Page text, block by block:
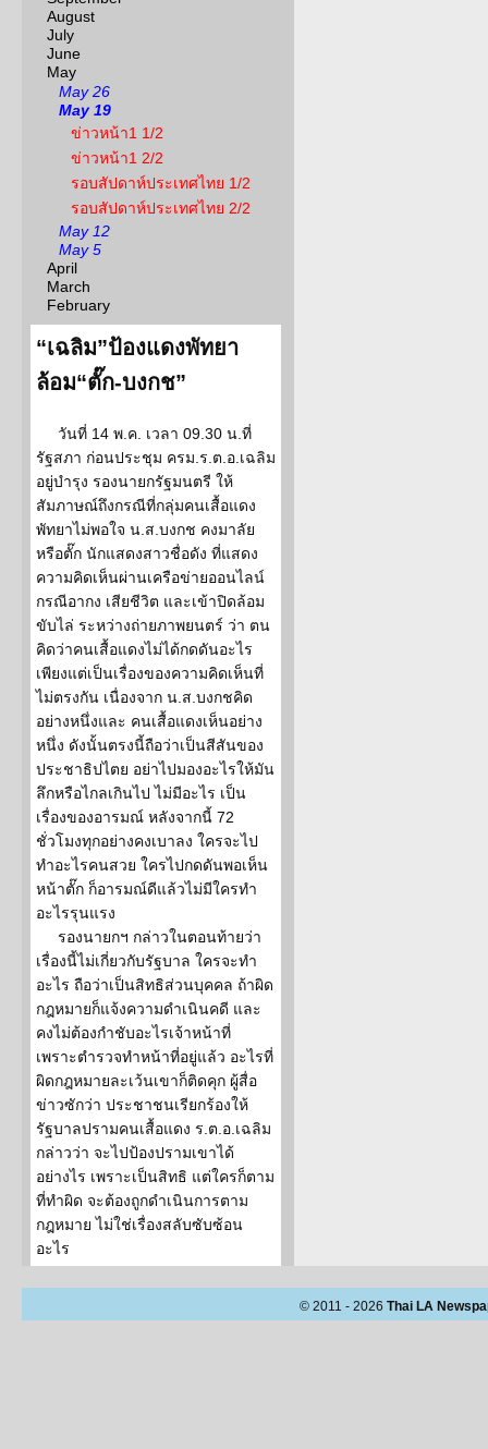
August
July
June
May
May 26
May 19
ข่าวหน้า1 1/2
ข่าวหน้า1 2/2
รอบสัปดาห์ประเทศไทย 1/2
รอบสัปดาห์ประเทศไทย 2/2
May 12
May 5
April
March
February
“เฉลิม”ป้องแดงพัทยา
ล้อม“ตั๊ก-บงกช”
วันที่ 14 พ.ค. เวลา 09.30 น.ที่
รัฐสภา ก่อนประชุม ครม.ร.ต.อ.เฉลิม
อยู่บำรุง รองนายกรัฐมนตรี ให้
สัมภาษณ์ถึงกรณีที่กลุ่มคนเสื้อแดง
พัทยาไม่พอใจ น.ส.บงกช คงมาลัย
หรือตั๊ก นักแสดงสาวชื่อดัง ที่แสดง
ความคิดเห็นผ่านเครือข่ายออนไลน์
กรณีอากง เสียชีวิต และเข้าปิดล้อม
ขับไล่ ระหว่างถ่ายภาพยนตร์ ว่า ตน
คิดว่าคนเสื้อแดงไม่ได้กดดันอะไร
เพียงแต่เป็นเรื่องของความคิดเห็นที่
ไม่ตรงกัน เนื่องจาก น.ส.บงกชคิด
อย่างหนึ่งและ คนเสื้อแดงเห็นอย่าง
หนึ่ง ดังนั้นตรงนี้ถือว่าเป็นสีสันของ
ประชาธิปไตย อย่าไปมองอะไรให้มัน
ลึกหรือไกลเกินไป ไม่มีอะไร เป็น
เรื่องของอารมณ์ หลังจากนี้ 72
ชั่วโมงทุกอย่างคงเบาลง ใครจะไป
ทำอะไรคนสวย ใครไปกดดันพอเห็น
หน้าตั๊ก ก็อารมณ์ดีแล้วไม่มีใครทำ
อะไรรุนแรง
รองนายกฯ กล่าวในตอนท้ายว่า
เรื่องนี้ไม่เกี่ยวกับรัฐบาล ใครจะทำ
อะไร ถือว่าเป็นสิทธิส่วนบุคคล ถ้าผิด
กฎหมายก็แจ้งความดำเนินคดี และ
คงไม่ต้องกำชับอะไรเจ้าหน้าที่
เพราะตำรวจทำหน้าที่อยู่แล้ว อะไรที่
ผิดกฎหมายละเว้นเขาก็ติดคุก ผู้สื่อ
ข่าวซักว่า ประชาชนเรียกร้องให้
รัฐบาลปรามคนเสื้อแดง ร.ต.อ.เฉลิม
กล่าวว่า จะไปป้องปรามเขาได้
อย่างไร เพราะเป็นสิทธิ แต่ใครก็ตาม
ที่ทำผิด จะต้องถูกดำเนินการตาม
กฎหมาย ไม่ใช่เรื่องสลับซับซ้อน
อะไร
© 2011 - 2026 Thai LA